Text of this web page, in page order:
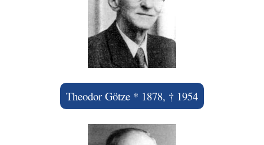
Theodor Götze * 1878, † 1954